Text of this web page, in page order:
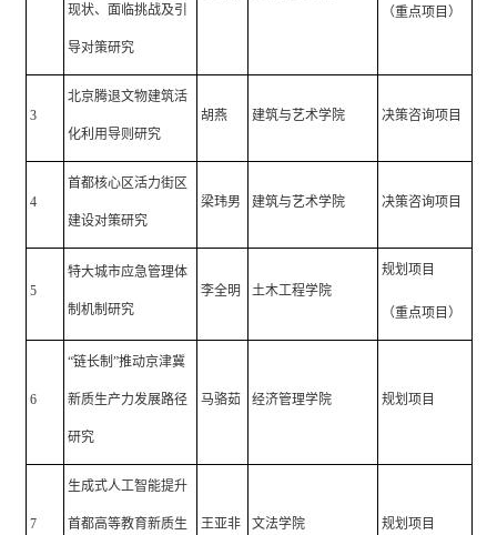
现状、面临挑战及引
导对策研究
（重点项目）
3
北京腾退文物建筑活
化利用导则研究
胡燕 建筑与艺术学院 决策咨询项目
4
首都核心区活力街区
建设对策研究
梁玮男 建筑与艺术学院 决策咨询项目
5
特大城市应急管理体
制机制研究
李全明 土木工程学院
规划项目
（重点项目）
6
“链长制”推动京津冀
新质生产力发展路径
研究
马骆茹 经济管理学院 规划项目
7
生成式人工智能提升
首都高等教育新质生 王亚非 文法学院 规划项目